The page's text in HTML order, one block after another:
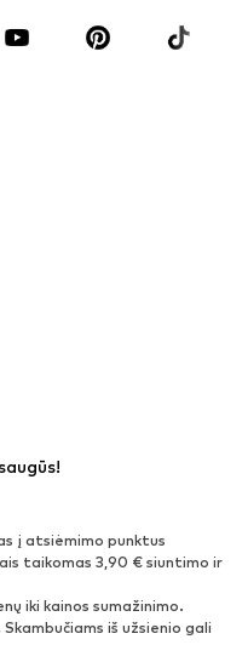
į atsiėmimo punktus
taikomas 3,90 € siuntimo ir
iki kainos sumažinimo.
iš užsienio gali